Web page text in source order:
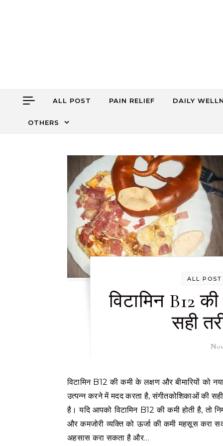
ALL POST PAIN RELIEF DAILY
OTHERS
ALL POST
विटामिन B12
सही
विटामिन B12 की कमी के लक्षण और बीमारियों को नया कमी के कारण उत्पन्न होने से जोड़ा जा सकता है। यह विटामिन शरीर के ऊर्जा
उत्पन्न करने में मदद करता है, संगीतकोशिकाओं की
है। यदि आपको विटामिन B12 की कमी होती है, तो
और कमजोरी व्यक्ति को ऊर्जा की कमी महसूस करा
अहसास करा सकता है और…